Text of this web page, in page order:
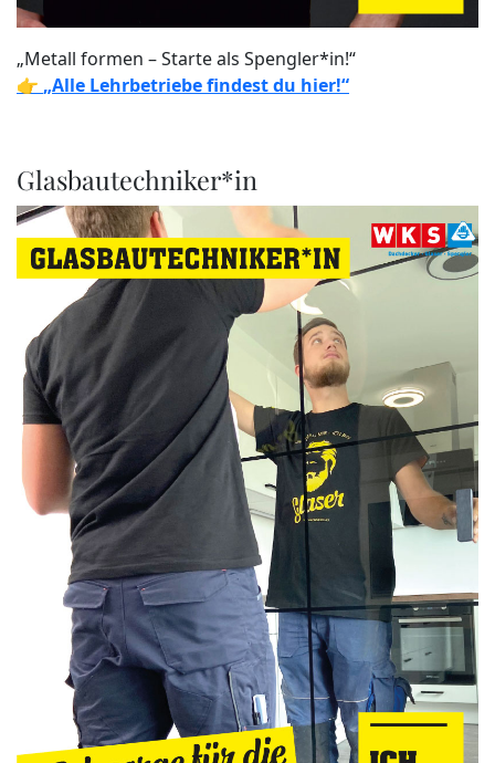
„Metall formen – Starte als Spengler*in!“
👉 „Alle Lehrbetriebe findest du hier!“
Glasbautechniker*in